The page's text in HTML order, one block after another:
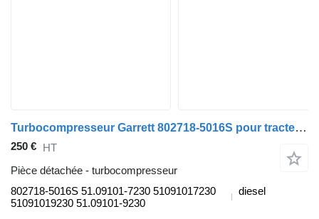
Turbocompresseur Garrett 802718-5016S pour tracteur routier MAN tgl 2006
250 € HT
Pièce détachée - turbocompresseur
802718-5016S 51.09101-7230 51091017230
51091019230 51.09101-9230
diesel